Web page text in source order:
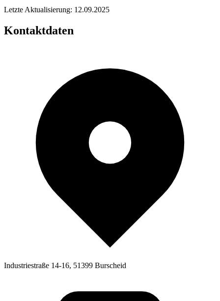
Letzte Aktualisierung: 12.09.2025
Kontaktdaten
Industriestraße 14-16, 51399 Burscheid